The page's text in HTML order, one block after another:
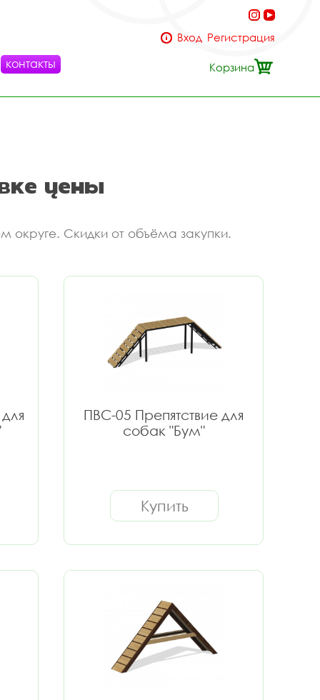
контакты
Вход Регистрация
Корзина
цены
округе. Скидки от объёма закупки.
ПВС-05 Препятствие для
собак "Бум"
Купить